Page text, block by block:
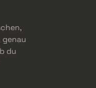
genau
du